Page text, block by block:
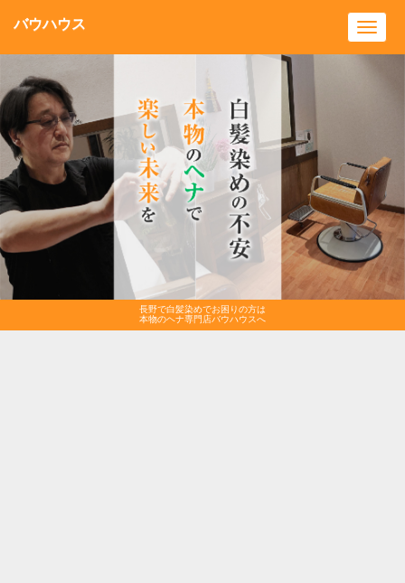
長野で白髪染めでお困りの方は
本物のヘナ専門店バウハウスへ
バウハウス